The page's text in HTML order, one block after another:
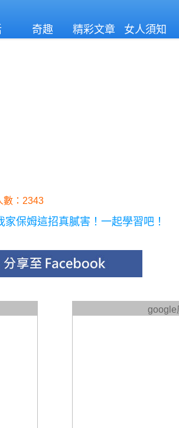
奇趣 精彩文章 女人須知
數：2343
保姆這招真膩害！一起學習吧！
google